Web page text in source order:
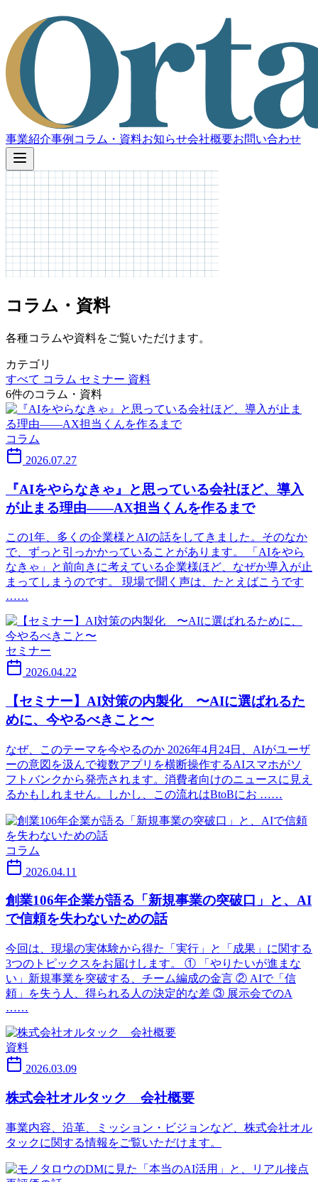
事業紹介事例 コラム・資料お知らせ会社概要お問い合わせ
コラム・資料
各種コラムや資料をご覧いただけます。
カテゴリ
すべて コラム セミナー 資料
6件のコラム・資料
コラム
2026.07.27
『AIをやらなきゃ』と思っている会社ほど、導入
が止まる理由——AX担当くんを作るまで
この1年、多くの企業様とAIの話をしてきました。そのなか
で、ずっと引っかかっていることがあります。 「AIをやら
なきゃ」と前向きに考えている企業様ほど、なぜか導入が止
まってしまうのです。 現場で聞く声は、たとえばこうです
……
セミナー
2026.04.22
【セミナー】AI対策の内製化 〜AIに選ばれるた
めに、今やるべきこと〜
なぜ、このテーマを今やるのか 2026年4月24日、AIがユーザ
ーの意図を汲んで複数アプリを横断操作するAIスマホがソ
フトバンクから発売されます。消費者向けのニュースに見え
るかもしれません。しかし、この流れはBtoBにお ……
コラム
2026.04.11
創業106年企業が語る「新規事業の突破口」と、AI
で信頼を失わないための話
今回は、現場の実体験から得た「実行」と「成果」に関する
3つのトピックスをお届けします。 ① 「やりたいが進まな
い」新規事業を突破する、チーム編成の金言 ② AIで「信
頼」を失う人、得られる人の決定的な差 ③ 展示会でのA
……
資料
2026.03.09
株式会社オルタック 会社概要
事業内容、沿革、ミッション・ビジョンなど、株式会社オル
タックに関する情報をご覧いただけます。